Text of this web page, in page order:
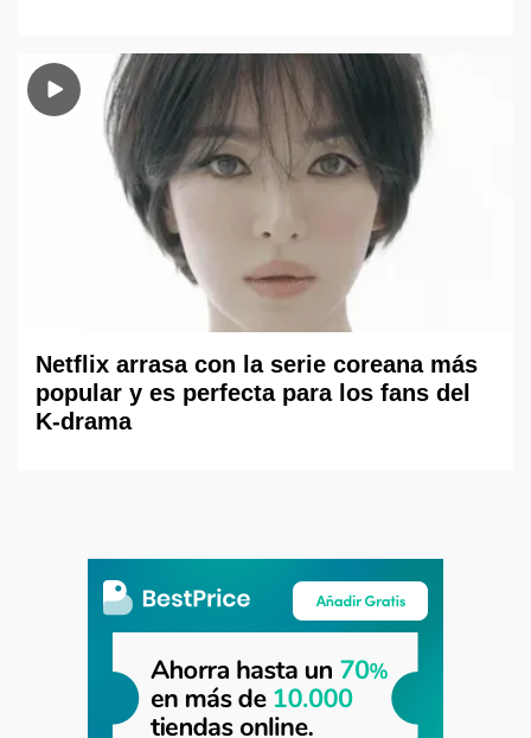
Netflix arrasa con la serie coreana más
popular y es perfecta para los fans del
K-drama